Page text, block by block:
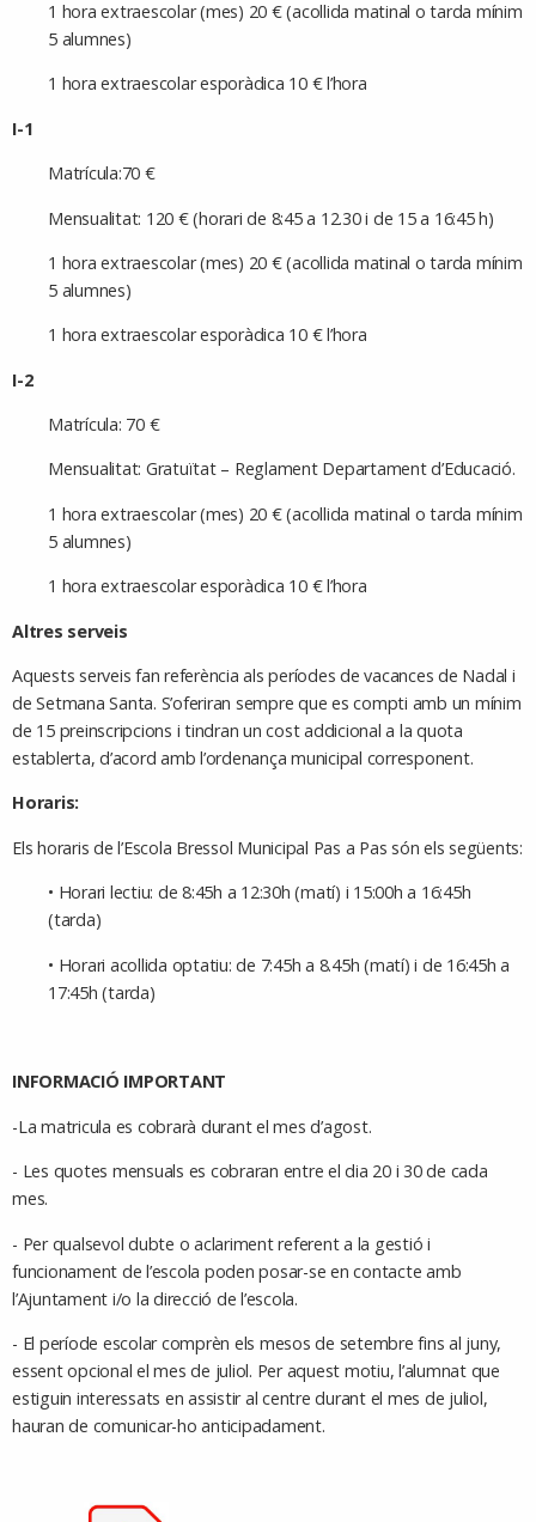
1 hora extraescolar (mes) 20 € (acollida matinal o tarda mínim
5 alumnes)
1 hora extraescolar esporàdica 10 € l’hora
I-1
Matrícula:70 €
Mensualitat: 120 € (horari de 8:45 a 12.30 i de 15 a 16:45 h)
1 hora extraescolar (mes) 20 € (acollida matinal o tarda mínim
5 alumnes)
1 hora extraescolar esporàdica 10 € l’hora
I-2
Matrícula: 70 €
Mensualitat: Gratuïtat – Reglament Departament d’Educació.
1 hora extraescolar (mes) 20 € (acollida matinal o tarda mínim
5 alumnes)
1 hora extraescolar esporàdica 10 € l’hora
Altres serveis
Aquests serveis fan referència als períodes de vacances de Nadal i
de Setmana Santa. S’oferiran sempre que es compti amb un mínim
de 15 preinscripcions i tindran un cost addicional a la quota
establerta, d’acord amb l’ordenança municipal corresponent.
Horaris:
Els horaris de l’Escola Bressol Municipal Pas a Pas són els següents:
• Horari lectiu: de 8:45h a 12:30h (matí) i 15:00h a 16:45h
(tarda)
• Horari acollida optatiu: de 7:45h a 8.45h (matí) i de 16:45h a
17:45h (tarda)
INFORMACIÓ IMPORTANT
-La matricula es cobrarà durant el mes d’agost.
- Les quotes mensuals es cobraran entre el dia 20 i 30 de cada
mes.
- Per qualsevol dubte o aclariment referent a la gestió i
funcionament de l’escola poden posar-se en contacte amb
l’Ajuntament i/o la direcció de l’escola.
- El període escolar comprèn els mesos de setembre fins al juny,
essent opcional el mes de juliol. Per aquest motiu, l’alumnat que
estiguin interessats en assistir al centre durant el mes de juliol,
hauran de comunicar-ho anticipadament.